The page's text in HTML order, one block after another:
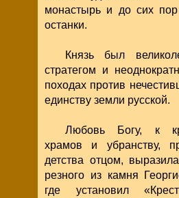
монастырь и до сих
останки.
Князь был
стратегом и
походах против
единству земли русской.
Любовь Богу, к
храмов и убранству,
детства отцом,
резного из камня
где установил